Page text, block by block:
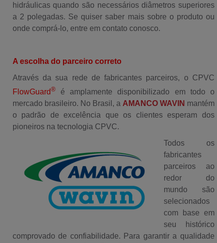
hidráulicas quando são necessários diâmetros superiores
a 2 polegadas. Se quiser saber mais sobre o produto ou
onde comprá-lo, entre em contato conosco.
A escolha do parceiro correto
Através da sua rede de fabricantes parceiros, o CPVC
FlowGuard®é amplamente disponibilizado em todo o
mercado brasileiro. No Brasil, a AMANCO WAVIN mantém
o padrão de excelência que os clientes esperam dos
pioneiros na tecnologia CPVC.
Todos os
fabricantes
parceiros ao
redor do
mundo são
selecionados
com base em
seu histórico
comprovado de confiabilidade. Para garantir a qualidade